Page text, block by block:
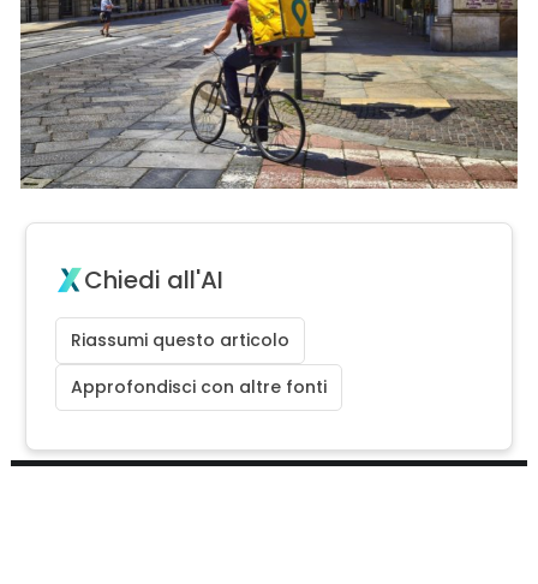
Chiedi all'AI
Riassumi questo articolo
Approfondisci con altre fonti